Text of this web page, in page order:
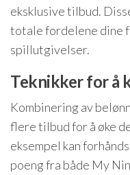
eksklusive tilbud.
totale fordelene dine
spillutgivelser.
Teknikker for å
Kombinering av
flere tilbud for å øke
eksempel kan
poeng fra både My